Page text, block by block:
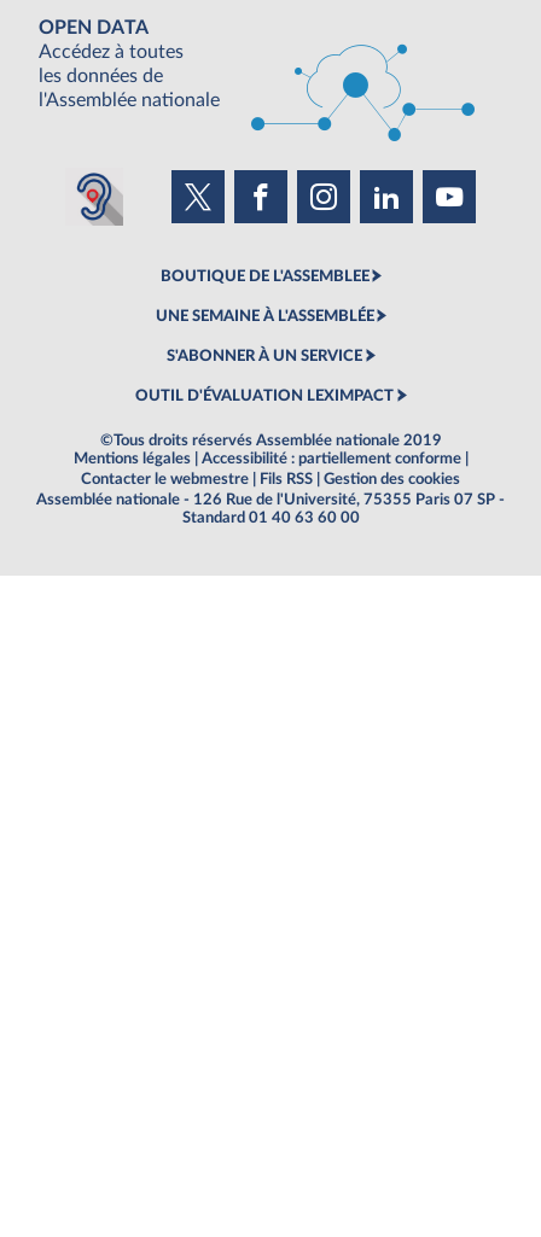
OPEN DATA
Accédez à toutes
les données de
l'Assemblée nationale
BOUTIQUE DE L'ASSEMBLEE
UNE SEMAINE À L'ASSEMBLÉE
S'ABONNER À UN SERVICE
OUTIL D'ÉVALUATION LEXIMPACT
©Tous droits réservés Assemblée nationale 2019
Mentions légales
Accessibilité : partiellement conforme
Contacter le webmestre
Fils RSS
Gestion des cookies
Assemblée nationale - 126 Rue de l'Université, 75355 Paris 07 SP -
Standard 01 40 63 60 00